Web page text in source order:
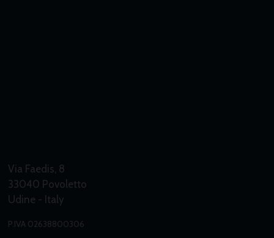
Via Faedis, 8
33040 Povoletto
Udine - Italy
P.IVA 02638800306